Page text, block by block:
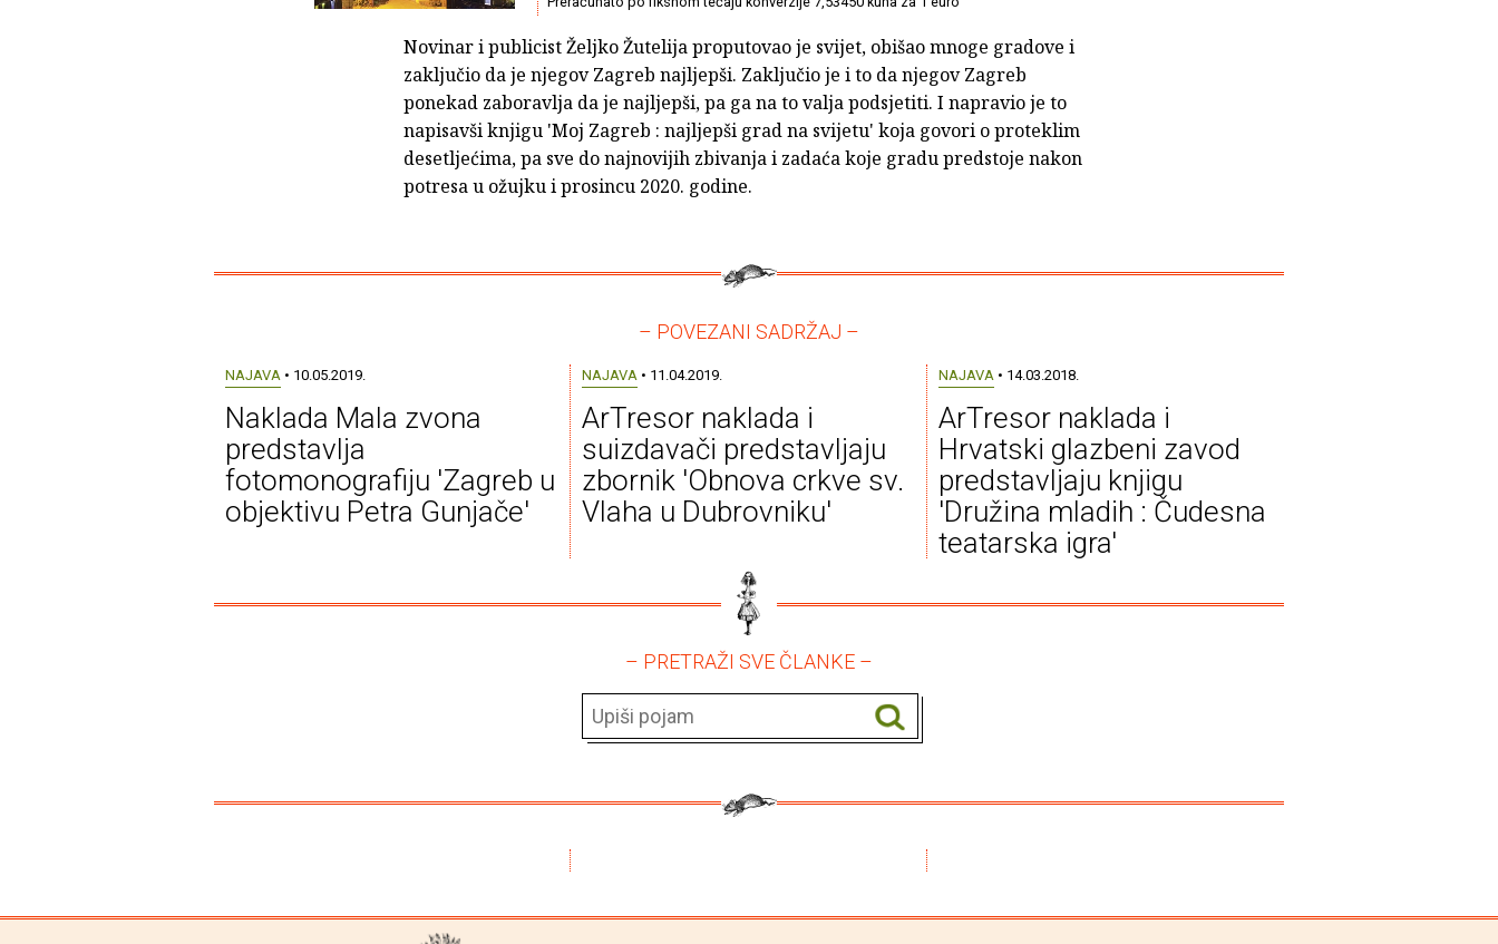
Novinar i publicist Željko Žutelija proputovao je svijet, obišao mnoge gradove i
zaključio da je njegov Zagreb najljepši. Zaključio je i to da njegov Zagreb
ponekad zaboravlja da je najljepši, pa ga na to valja podsjetiti. I napravio je to
napisavši knjigu 'Moj Zagreb : najljepši grad na svijetu' koja govori o proteklim
desetljećima, pa sve do najnovijih zbivanja i zadaća koje gradu predstoje nakon
potresa u ožujku i prosincu 2020. godine.
– POVEZANI SADRŽAJ –
NAJAVA • 10.05.2019.
Naklada Mala zvona
predstavlja
fotomonografiju 'Zagreb u
objektivu Petra Gunjače'
NAJAVA • 11.04.2019.
ArTresor naklada i
suizdavači predstavljaju
zbornik 'Obnova crkve sv.
Vlaha u Dubrovniku'
NAJAVA • 14.03.2018.
ArTresor naklada i
Hrvatski glazbeni zavod
predstavljaju knjigu
'Družina mladih : Čudesna
teatarska igra'
– PRETRAŽI SVE ČLANKE –